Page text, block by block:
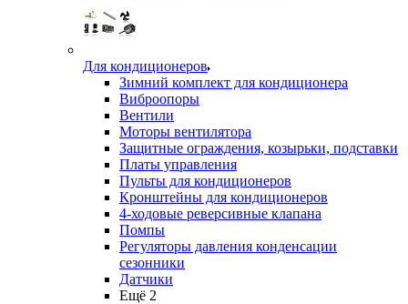
Для кондиционеров
Зимний комплект для кондиционера
Виброопоры
Вентили
Моторы вентилятора
Защитные ограждения, козырьки, подставки
Платы управления
Пульты для кондиционеров
Кронштейны для кондиционеров
4-ходовые реверсивные клапана
Помпы
Регуляторы давления конденсации
сезонники
Датчики
Ещё 2